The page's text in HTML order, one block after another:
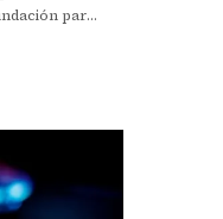
para